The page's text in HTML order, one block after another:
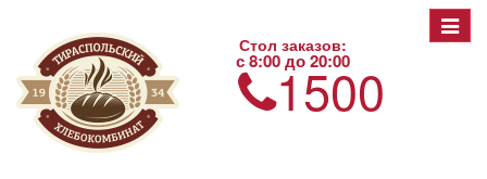
Toggle
Стол заказов:
с 8:00 до 20:00
1500